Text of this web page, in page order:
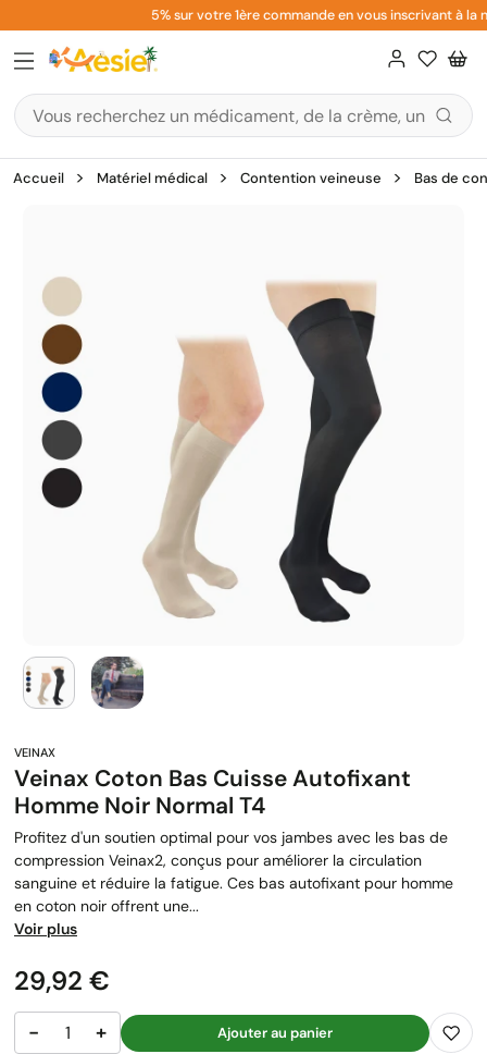
au
contenu
5% sur votre 1ère commande en vous inscrivant à la
Accueil Matériel médical Contention veineuse Bas de
Veinax Coton Bas Cuisse Autofixant
Homme Noir Normal T4
Profitez d'un soutien optimal pour vos jambes avec les bas de
compression Veinax2, conçus pour améliorer la circulation
sanguine et réduire la fatigue. Ces bas autofixant pour homme
en coton noir offrent une...
Voir plus
Prix
29,92 €
− + Ajouter au panier